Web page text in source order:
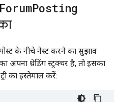
ForumPosting
के नीचे नेस्ट करने का सुझाव
थ्रेडिंग स्ट्रक्चर है, तो इसका
का इस्तेमाल करें: